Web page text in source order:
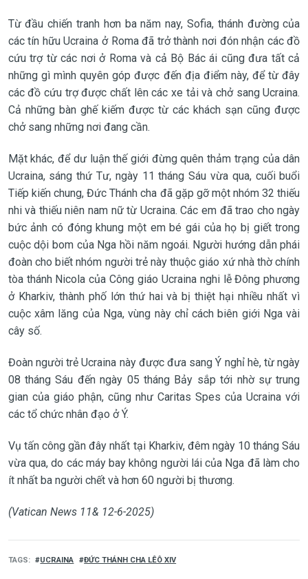
Từ đầu chiến tranh hơn ba năm nay, Sofia, thánh đường của
các tín hữu Ucraina ở Roma đã trở thành nơi đón nhận các đồ
cứu trợ từ các nơi ở Roma và cả Bộ Bác ái cũng đưa tất cả
những gì mình quyên góp được đến địa điểm này, để từ đây
các đồ cứu trợ được chất lên các xe tải và chở sang Ucraina.
Cả những bàn ghế kiếm được từ các khách sạn cũng được
chở sang những nơi đang cần.
Mặt khác, để dư luận thế giới đừng quên thảm trạng của dân
Ucraina, sáng thứ Tư, ngày 11 tháng Sáu vừa qua, cuối buổi
Tiếp kiến chung, Đức Thánh cha đã gặp gỡ một nhóm 32 thiếu
nhi và thiếu niên nam nữ từ Ucraina. Các em đã trao cho ngày
bức ảnh có đóng khung một em bé gái của họ bị giết trong
cuộc dội bom của Nga hồi năm ngoái. Người hướng dẫn phái
đoàn cho biết nhóm người trẻ này thuộc giáo xứ nhà thờ chính
tòa thánh Nicola của Công giáo Ucraina nghi lễ Đông phương
ở Kharkiv, thành phố lớn thứ hai và bị thiệt hại nhiều nhất vì
cuộc xâm lăng của Nga, vùng này chỉ cách biên giới Nga vài
cây số.
Đoàn người trẻ Ucraina này được đưa sang Ý nghỉ hè, từ ngày
08 tháng Sáu đến ngày 05 tháng Bảy sắp tới nhờ sự trung
gian của giáo phận, cũng như Caritas Spes của Ucraina với
các tổ chức nhân đạo ở Ý.
Vụ tấn công gần đây nhất tại Kharkiv, đêm ngày 10 tháng Sáu
vừa qua, do các máy bay không người lái của Nga đã làm cho
ít nhất ba người chết và hơn 60 người bị thương.
(Vatican News 11& 12-6-2025)
TAGS UCRAINA ​​​​​​​ĐỨC THÁNH CHA LÊÔ XIV